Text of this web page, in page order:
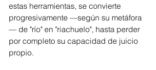
estas herramientas, se convierte
progresivamente —según su metáfora
— de "río" en "riachuelo", hasta perder
por completo su capacidad de juicio
propio.